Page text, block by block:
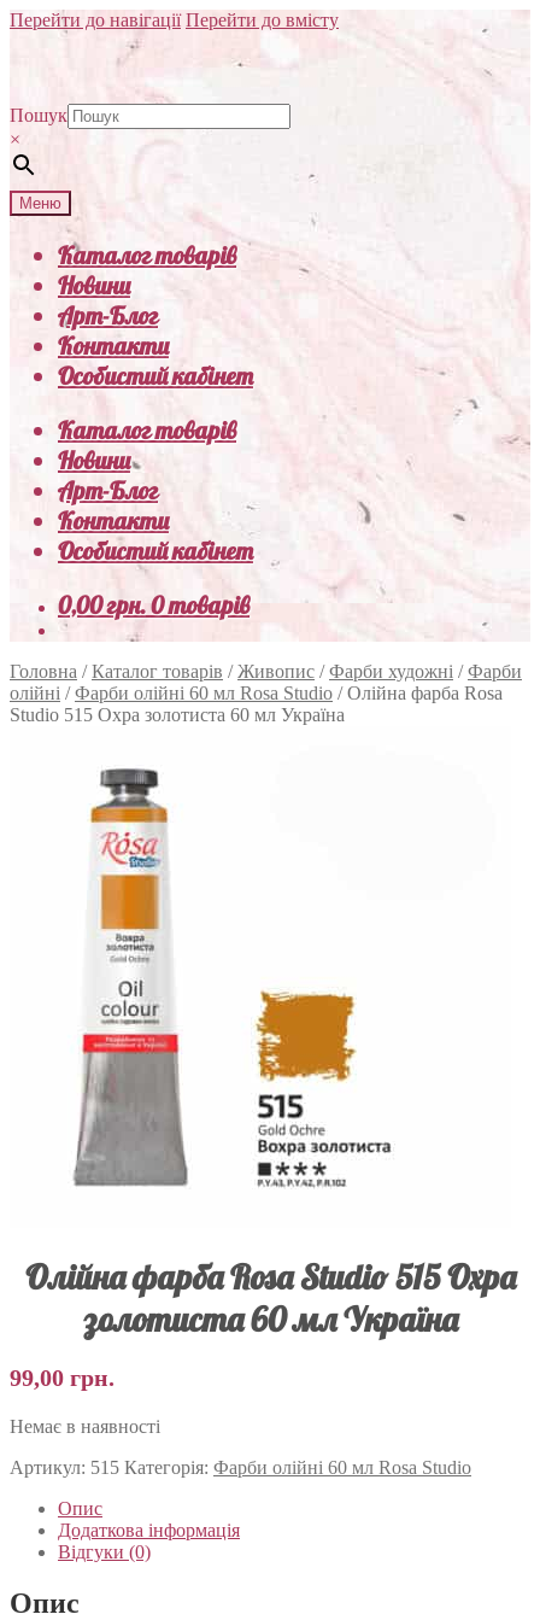
Перейти до навігації Перейти до вмісту
Пошук
×
Меню
Каталог товарів
Новини
Арт-Блог
Контакти
Особистий кабінет
Каталог товарів
Новини
Арт-Блог
Контакти
Особистий кабінет
0,00грн.0 товарів
Головна /Каталог товарів /Живопис /Фарби художні /Фарби
олійні /Фарби олійні 60 мл Rosa Studio /Олійна фарба Rosa
Studio 515 Охра золотиста 60 мл Україна
Олійна фарба Rosa Studio 515 Охра
золотиста 60 мл Україна
99,00 грн.
Немає в наявності
Артикул: 515 Категорія: Фарби олійні 60 мл Rosa Studio
Опис
Додаткова інформація
Відгуки (0)
Опис